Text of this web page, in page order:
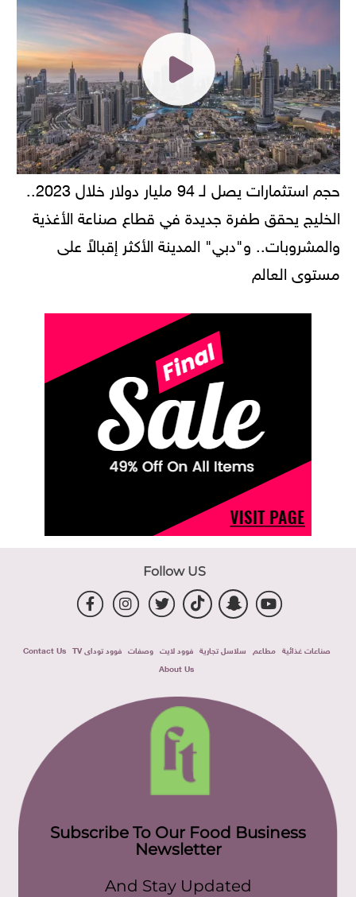
حجم استثمارات يصل لـ 94 مليار دولار خلال 2023..
الخليج يحقق طفرة جديدة في قطاع صناعة الأغذية
والمشروبات.. و"دبي" المدينة الأكثر إقبالاً على
مستوى العالم
Follow US
صناعات غذائية مطاعم سلاسل تجارية فوود لايت وصفات فوود توداى TV
Contact Us
About Us
Subscribe To Our Food Business
Newsletter
And Stay Updated